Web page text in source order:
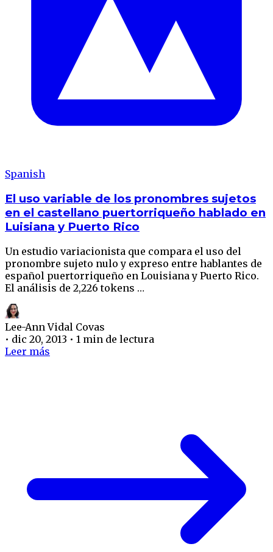
Spanish
El uso variable de los pronombres sujetos
en el castellano puertorriqueño hablado en
Luisiana y Puerto Rico
Un estudio variacionista que compara el uso del
pronombre sujeto nulo y expreso entre hablantes de
español puertorriqueño en Louisiana y Puerto Rico.
El análisis de 2,226 tokens …
Lee-Ann Vidal Covas
• dic 20, 2013 • 1 min de lectura
Leer más